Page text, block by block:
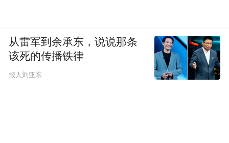
从雷军到余承东，说说那条
该死的传播铁律
报人刘亚东